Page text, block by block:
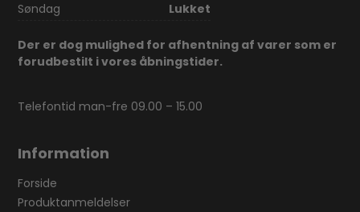
Søndag
Lukket
Der er dog mulighed for afhentning af varer som er
forudbestilt i vores åbningstider.
Telefontid man-fre 09.00 – 15.00
Information
Forside
Produktanmeldelser